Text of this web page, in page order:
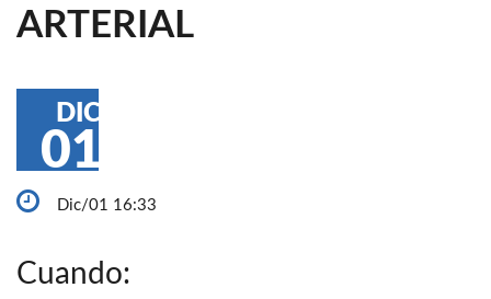
ARTERIAL
DIC
01
Dic/01 16:33
Cuando: